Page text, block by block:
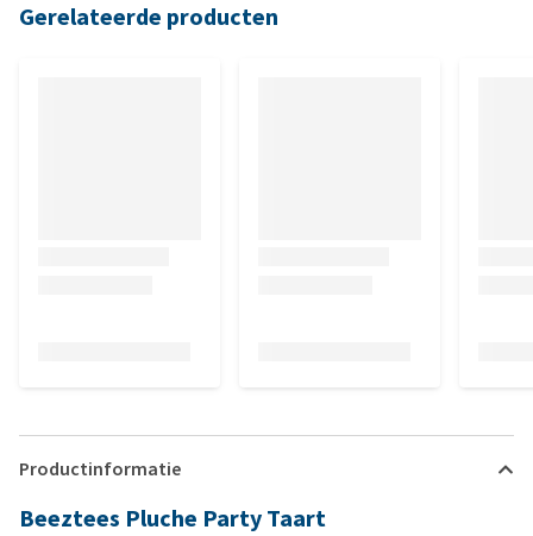
Gerelateerde producten
Productinformatie
Beeztees Pluche Party Taart